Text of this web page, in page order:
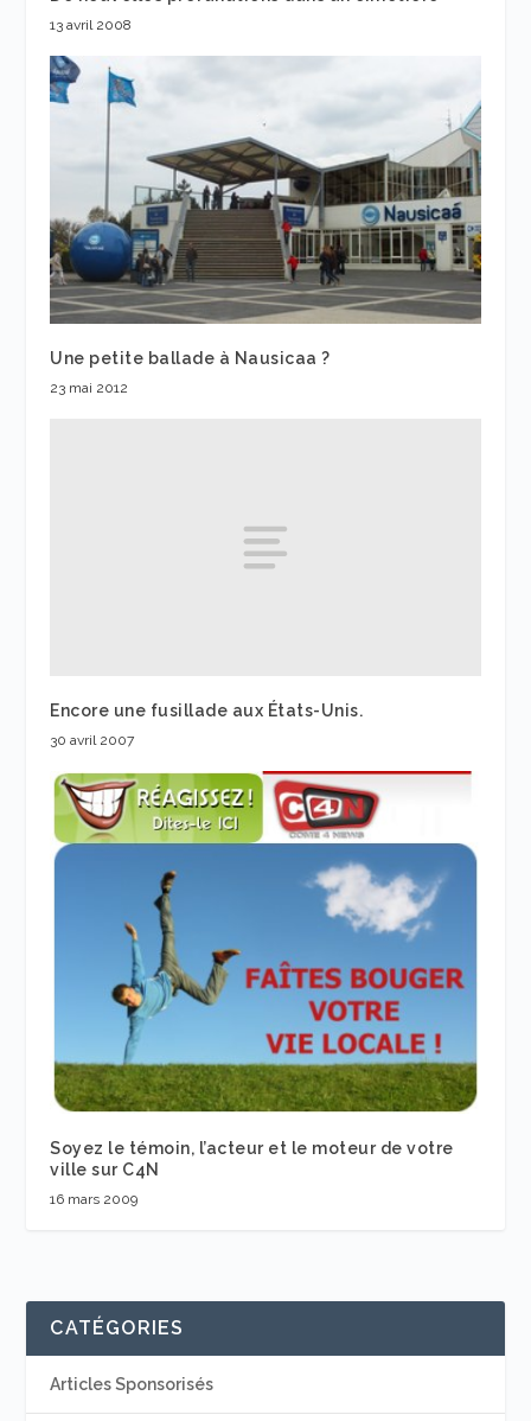
13 avril 2008
Une petite ballade à Nausicaa ?
23 mai 2012
Encore une fusillade aux États-Unis.
30 avril 2007
Soyez le témoin, l’acteur et le moteur de votre
ville sur C4N
16 mars 2009
CATÉGORIES
Articles Sponsorisés